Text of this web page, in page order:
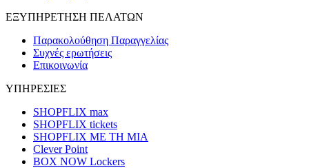
ΕΞΥΠΗΡΕΤΗΣΗ ΠΕΛΑΤΩΝ
Παρακολούθηση Παραγγελίας
Συχνές ερωτήσεις
Επικοινωνία
ΥΠΗΡΕΣΙΕΣ
SHOPFLIX max
SHOPFLIX tickets
SHOPFLIX ΜΕ ΤΗ ΜΙΑ
Clever Point
BOX NOW Lockers